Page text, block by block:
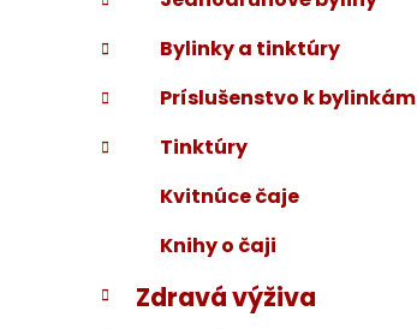
Bylinky a tinktúry
Príslušenstvo k bylinkám
Tinktúry
Kvitnúce čaje
Knihy o čaji
Zdravá výživa